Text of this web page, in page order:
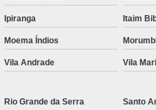
Ipiranga Itaim
Moema Índios
Vila Andrade Vila
Rio Grande da Serra Santo